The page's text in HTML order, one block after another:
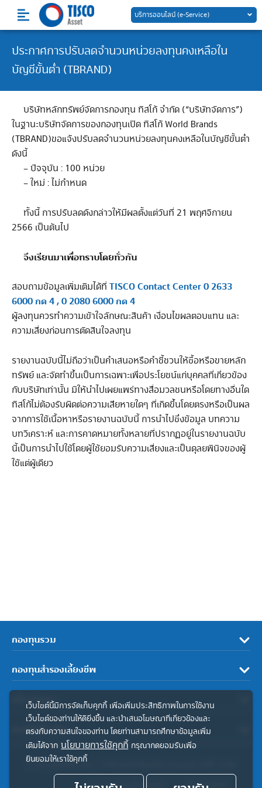
content
บริการออนไลน์ (e-Service)
ประกาศการปรับลดจำนวนหน่วยลงทุนคงเหลือใน
บัญชีขั้นต่ำ (TBRAND)
บริษัทหลักทรัพย์จัดการกองทุน ทิสโก้ จำกัด (“บริษัทจัดการ”)
ในฐานะบริษัทจัดการของกองทุนเปิด ทิสโก้ World Brands
(TBRAND)ขอแจ้งปรับลดจำนวนหน่วยลงทุนคงเหลือในบัญชีขั้นต่ำ
ดังนี้
– ปัจจุบัน : 100 หน่วย
– ใหม่ : ไม่กำหนด
ทั้งนี้ การปรับลดดังกล่าวให้มีผลตั้งแต่วันที่ 21 พฤศจิกายน
2566 เป็นต้นไป
จึงเรียนมาเพื่อทราบโดยทั่วกัน
สอบถามข้อมูลเพิ่มเติมได้ที่ TISCO Contact Center 0 2633
6000 กด 4 , 0 2080 6000 กด 4
ผู้ลงทุนควรทำความเข้าใจลักษณะสินค้า เงื่อนไขผลตอบแทน และ
ความเสี่ยงก่อนการตัดสินใจลงทุน
รายงานฉบับนี้ไม่ถือว่าเป็นคำเสนอหรือคำชี้ชวนให้ซื้อหรือขายหลัก
ทรัพย์ และจัดทำขึ้นเป็นการเฉพาะเพื่อประโยชน์แก่บุคคลที่เกี่ยวข้อง
กับบริษัทเท่านั้น มิให้นำไปเผยแพร่ทางสื่อมวลชนหรือโดยทางอื่นใด
ทิสโก้ไม่ต้องรับผิดต่อความเสียหายใดๆ ที่เกิดขึ้นโดยตรงหรือเป็นผล
จากการใช้เนื้อหาหรือรายงานฉบับนี้ การนำไปซึ่งข้อมูล บทความ
บทวิเคราะห์ และการคาดหมายทั้งหลายที่ปรากฏอยู่ในรายงานฉบับ
นี้เป็นการนำไปใช้โดยผู้ใช้ยอมรับความเสี่ยงและเป็นดุลยพินิจของผู้
ใช้แต่ผู้เดียว
กองทุนรวม
กองทุนสำรองเลี้ยงชีพ
เกี่ยวกับเรา
ลิงค์ที่เกี่ยวข้อง
© สงวนลิขสิทธิ์ 2567 บริษัทหลักทรัพย์จัดการกองทุน ทิสโก้ จำกัด
ประกาศความเป็นส่วนตัว
คำสงวนสิทธิ์
เว็บไซต์นี้มีการจัดเก็บคุกกี้ เพื่อเพิ่มประสิทธิภาพในการใช้งาน
เว็บไซต์ของท่านให้ดียิ่งขึ้น และนำเสนอโฆษณาที่เกี่ยวข้องและ
ตรงกับความสนใจของท่าน โดยท่านสามารถศึกษาข้อมูลเพิ่ม
เติมได้จาก นโยบายการใช้คุกกี้ กรุณากดยอมรับเพื่อ
ยินยอมให้เราใช้คุกกี้